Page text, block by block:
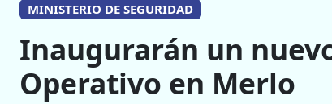
MINISTERIO DE SEGURIDAD
Inaugurarán un
Operativo en Merlo